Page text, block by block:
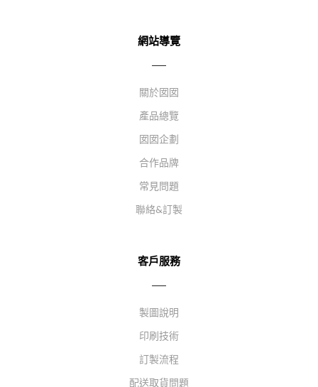
網站導覽
關於囡囡
產品總覽
囡囡企劃
合作品牌
常見問題
聯絡&訂製
客戶服務
製圖說明
印刷技術
訂製流程
配送取貨問題